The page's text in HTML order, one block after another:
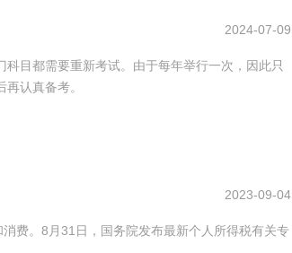
2024-07-09
目都需要重新考试。由于每年举行一次，因此只
认真备考。
2023-09-04
费。8月31日，国务院发布最新个人所得税有关专